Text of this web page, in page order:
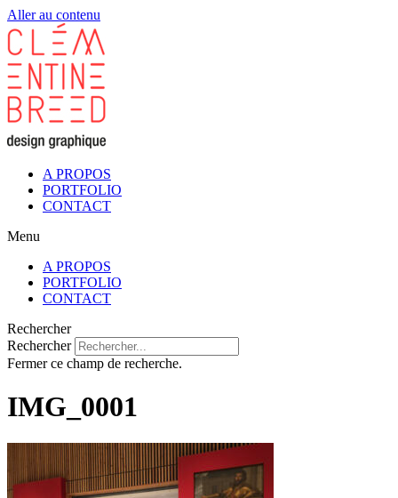
Aller au contenu
A PROPOS
PORTFOLIO
CONTACT
Menu
A PROPOS
PORTFOLIO
CONTACT
Rechercher
Rechercher
Fermer ce champ de recherche.
IMG_0001